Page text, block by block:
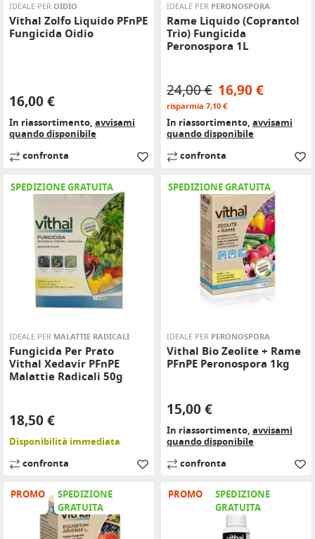
IDEALE PEROIDIO
Vithal Zolfo Liquido PFnPE
Fungicida Oidio
Prezzo
16,00 €
In riassortimento, avvisami
quando disponibile
confronta
IDEALE PER PERONOSPORA
Rame Liquido (Coprantol
Trio) Fungicida
Peronospora 1L
Prezzo base
24,00 € Prezzo
16,90 €
risparmia 7,10 €
In riassortimento, avvisami
quando disponibile
confronta
IDEALE PER MALATTIE RADICALI
Fungicida Per Prato
Vithal Xedavir PFnPE
Malattie Radicali 50g
Prezzo
18,50 €
Disponibilità immediata
SPEDIZIONE GRATUITA
confronta
IDEALE PER PERONOSPORA
Vithal Bio Zeolite + Rame
PFnPE Peronospora 1kg
Prezzo
15,00 €
In riassortimento, avvisami
quando disponibile
SPEDIZIONE GRATUITA
confronta
PROMO
SPEDIZIONE
GRATUITA
PROMO
SPEDIZIONE
GRATUITA